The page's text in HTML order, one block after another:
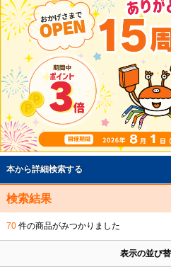
本から詳細検索する
検索結果
70件の商品がみつかりました
表示の並び替